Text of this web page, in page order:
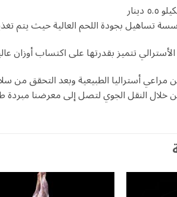
تساهيل بجودة اللحم العالية حيث يتم
الأسترالي تتميز بقدرتها على اكتساب
مراعي أستراليا الطبيعية وبعد التحقق من
خلال النقل الجوي لتصل إلى معرضنا مبردة